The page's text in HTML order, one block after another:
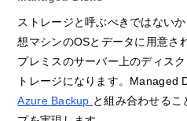
ストレージと呼ぶべきではない
想マシンのOSとデータに用意さ
プレミスのサーバー上のディス
トレージになります。Managed
Azure Backup と組み合わせるこ